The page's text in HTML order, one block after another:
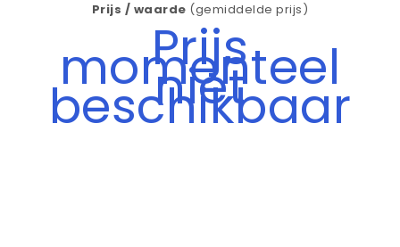
Prijs / waarde (gemiddelde prijs)
Prijs
momenteel
niet
beschikbaar